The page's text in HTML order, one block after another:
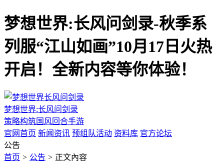
梦想世界:长风问剑录-秋季系
列服“江山如画”10月17日火热
开启！全新内容等你体验！
梦想世界:长风问剑录
策略构筑国风回合手游
官网首页 新闻资讯 预组队活动 资料库 官方论坛
公告
首页 > 公告 > 正文內容